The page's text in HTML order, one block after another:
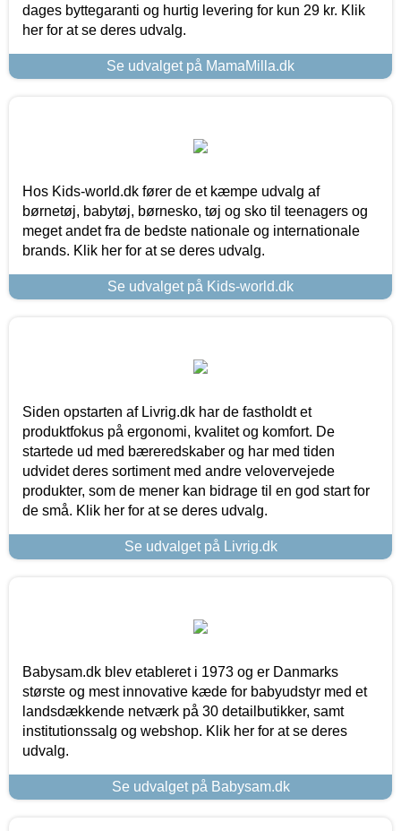
dages byttegaranti og hurtig levering for kun 29 kr. Klik
her for at se deres udvalg.
Se udvalget på MamaMilla.dk
Hos Kids-world.dk fører de et kæmpe udvalg af
børnetøj, babytøj, børnesko, tøj og sko til teenagers og
meget andet fra de bedste nationale og internationale
brands. Klik her for at se deres udvalg.
Se udvalget på Kids-world.dk
Siden opstarten af Livrig.dk har de fastholdt et
produktfokus på ergonomi, kvalitet og komfort. De
startede ud med bæreredskaber og har med tiden
udvidet deres sortiment med andre velovervejede
produkter, som de mener kan bidrage til en god start for
de små. Klik her for at se deres udvalg.
Se udvalget på Livrig.dk
Babysam.dk blev etableret i 1973 og er Danmarks
største og mest innovative kæde for babyudstyr med et
landsdækkende netværk på 30 detailbutikker, samt
institutionssalg og webshop. Klik her for at se deres
udvalg.
Se udvalget på Babysam.dk